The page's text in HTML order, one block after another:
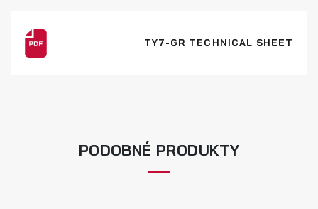
TY7-GR TECHNICAL SHEET
PODOBNÉ PRODUKTY